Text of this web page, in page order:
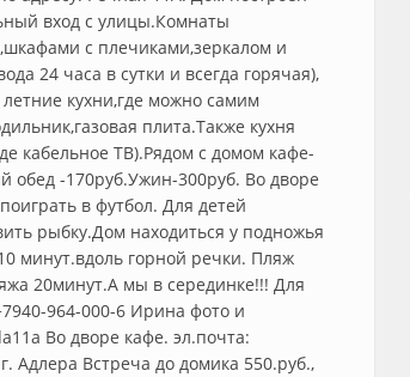
вход с улицы.Комнаты
с плечиками,зеркалом и
24 часа в сутки и всегда горячая),
кухни,где можно самим
плита.Также кухня
кабельное ТВ).Рядом с домом кафе-
обед -170руб.Ужин-300руб. Во дворе
в футбол. Для детей
рыбку.Дом находиться у подножья
минут.вдоль горной речки. Пляж
20минут.А мы в серединке!!! Для
964-000-6 Ирина фото и
Во дворе кафе. эл.почта:
Адлера Встреча до домика 550.руб.,